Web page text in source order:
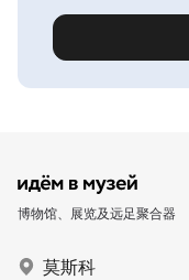
博物馆、展览及远足聚合器
莫斯科